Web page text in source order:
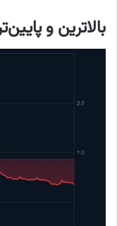
بالاترین و